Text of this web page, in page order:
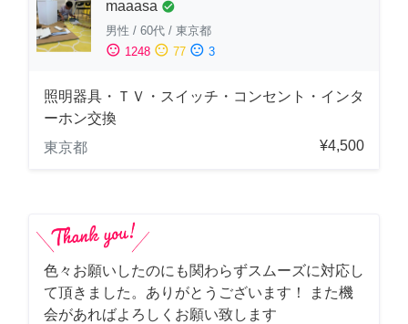
maaasa check_circle
男性 / 60代 / 東京都
sentiment_satisfied 1248 sentiment_neutral 77 sentiment_dissatisfied 3
照明器具・ＴＶ・スイッチ・コンセント・インタ
ーホン交換
東京都
¥4,500
色々お願いしたのにも関わらずスムーズに対応し
て頂きました。ありがとうございます！ また機
会があればよろしくお願い致します